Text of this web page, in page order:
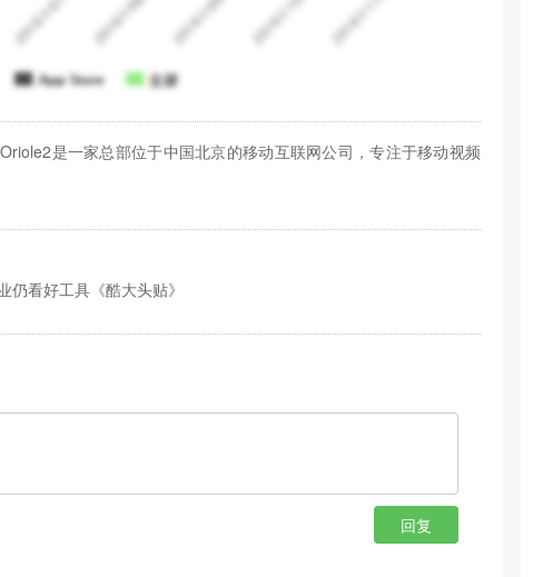
是一家总部位于中国北京的移动互联网公司，专注于移动视频
仍看好工具《酷大头贴》
回复